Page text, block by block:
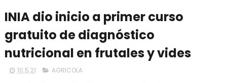
INIA dio inicio a primer curso
gratuito de diagnóstico
nutricional en frutales y vides
10.5.21 AGRICOLA